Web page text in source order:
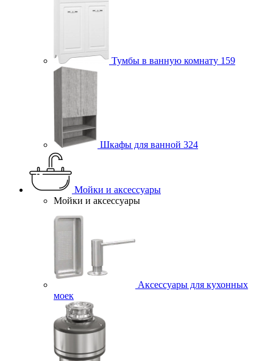
Тумбы в ванную комнату 159
Шкафы для ванной 324
Мойки и аксессуары
Мойки и аксессуары
Аксессуары для кухонных
моек